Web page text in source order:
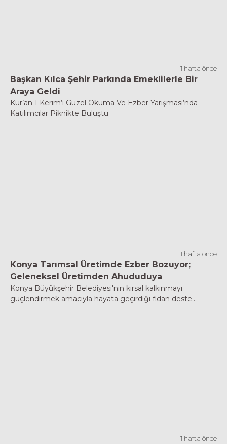
1 hafta önce
Başkan Kılca Şehir Parkında Emeklilerle Bir
Araya Geldi
Kur’an-I Kerim’i Güzel Okuma Ve Ezber Yarışması’nda
Katılımcılar Piknikte Buluştu
1 hafta önce
Konya Tarımsal Üretimde Ezber Bozuyor;
Geleneksel Üretimden Ahududuya
Konya Büyükşehir Belediyesi'nin kırsal kalkınmayı
güçlendirmek amacıyla hayata geçirdiği fidan deste...
1 hafta önce